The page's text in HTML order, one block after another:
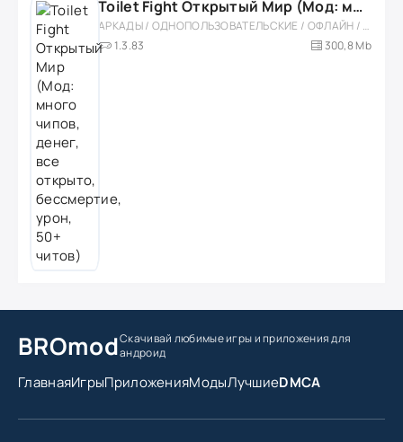
Toilet Fight Открытый Мир (Мод: много чипов, денег, все открыто, бессмертие, урон, 50+ читов)
АРКАДЫ / ОДНОПОЛЬЗОВАТЕЛЬСКИЕ / ОФЛАЙН / МОД / РОЛЕВЫЕ / ШУТЕРЫ / ОТКРЫТЫЙ МИР / ВСТРОЕННЫЙ КЕШ / 3D / ЭКШЕНЫ / ТУАЛЕТНЫЕ ВОЙНЫ / ДЛЯ ДЕТЕЙ
1.3.83
300,8 Mb
BROmodСкачивай любимые игрыи приложения для
андроид
ГлавнаяИгрыПриложенияМодыЛучшиеDMCA